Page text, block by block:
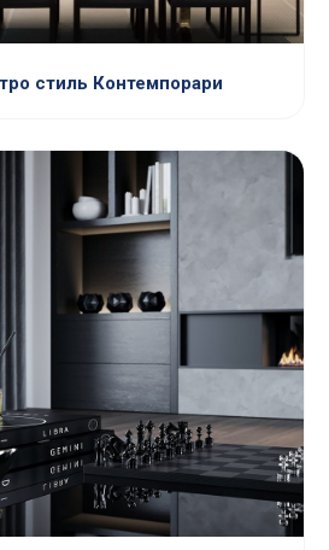
стиль Контемпорари